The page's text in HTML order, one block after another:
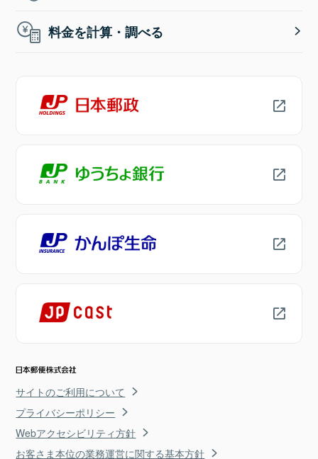
料金を計算・調べる
サイトのご利用について
プライバシーポリシー
Webアクセシビリティ方針
お客さま本位の業務運営に関する基本方針